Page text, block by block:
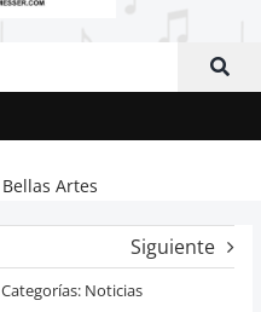
Artes
Siguiente
Categorías: Noticias